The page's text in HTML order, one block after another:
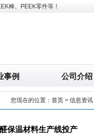
棒、PEEK零件等！
事例 公司介绍
您现在的位置： 首页 > 信息资讯
保温材料生产线投产